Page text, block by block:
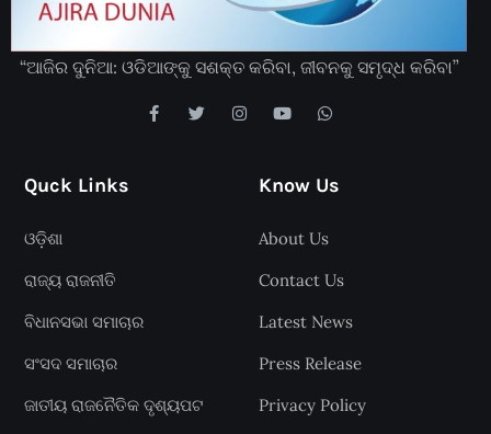
“ଆଜିର ଦୁନିଆ: ଓଡିଆଙ୍କୁ ସଶକ୍ତ କରିବା, ଜୀବନକୁ ସମୃଦ୍ଧ କରିବା”
Quck Links
ଓଡ଼ିଶା
ରାଜ୍ୟ ରାଜନୀତି
ବିଧାନସଭା ସମାଚାର
ସଂସଦ ସମାଚାର
ଜାତୀୟ ରାଜନୈତିକ ଦୃଶ୍ୟପଟ
Know Us
About Us
Contact Us
Latest News
Press Release
Privacy Policy